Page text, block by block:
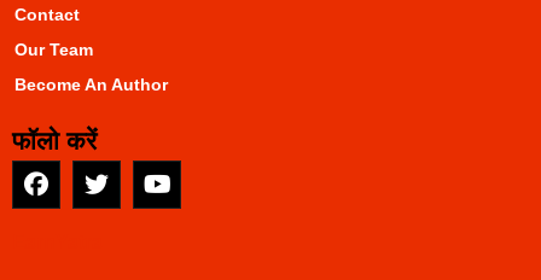
Contact
Our Team
Become An Author
फॉलो करें